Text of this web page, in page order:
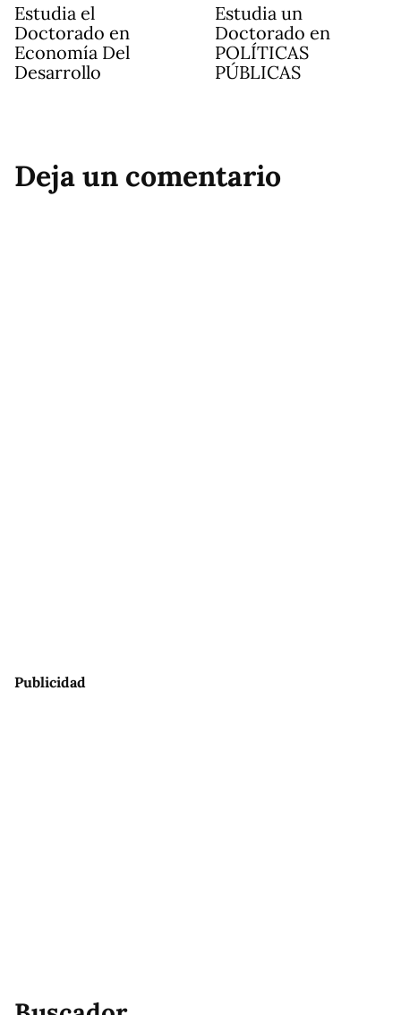
Estudia el
Doctorado en
Economía Del
Desarrollo
Estudia un
Doctorado en
POLÍTICAS
PÚBLICAS
Deja un comentario
Publicidad